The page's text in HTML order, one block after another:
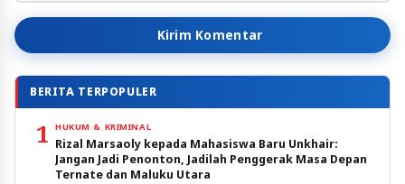
Kirim Komentar
BERITA TERPOPULER
1 HUKUM & KRIMINAL
Rizal Marsaoly kepada Mahasiswa Baru Unkhair:
Jangan Jadi Penonton, Jadilah Penggerak Masa Depan
Ternate dan Maluku Utara